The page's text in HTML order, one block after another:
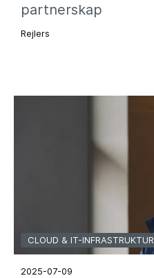
partnerskap
Rejlers
CLOUD & IT-INFRASTRUKTUR
2025-07-09